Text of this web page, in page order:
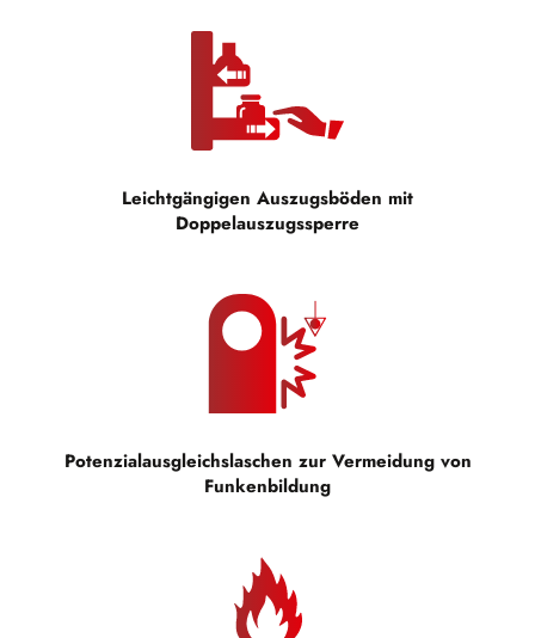
Leichtgängigen Auszugsböden mit
Doppelauszugssperre
Potenzialausgleichslaschen zur Vermeidung von
Funkenbildung